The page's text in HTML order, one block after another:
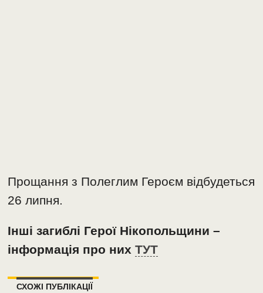
Прощання з Полеглим Героєм відбудеться
26 липня.
Інші загиблі Герої Нікопольщини –
інформація про нихТУТ
СХОЖІ ПУБЛІКАЦІЇ